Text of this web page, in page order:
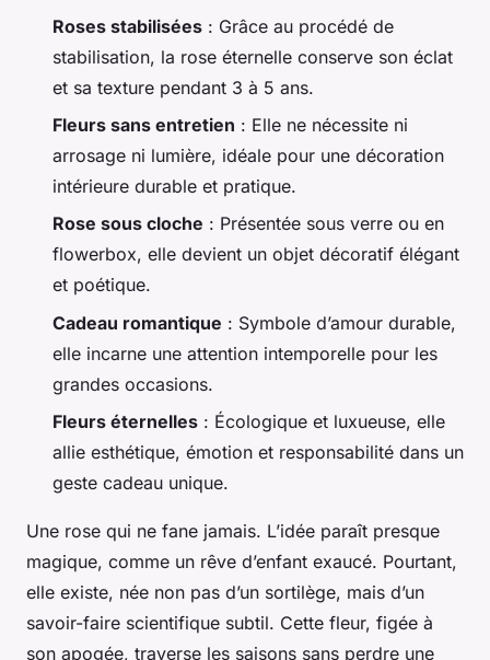
Roses stabilisées : Grâce au procédé de
stabilisation, la rose éternelle conserve son éclat
et sa texture pendant 3 à 5 ans.
Fleurs sans entretien : Elle ne nécessite ni
arrosage ni lumière, idéale pour une décoration
intérieure durable et pratique.
Rose sous cloche : Présentée sous verre ou en
flowerbox, elle devient un objet décoratif élégant
et poétique.
Cadeau romantique : Symbole d’amour durable,
elle incarne une attention intemporelle pour les
grandes occasions.
Fleurs éternelles : Écologique et luxueuse, elle
allie esthétique, émotion et responsabilité dans un
geste cadeau unique.
Une rose qui ne fane jamais. L’idée paraît presque
magique, comme un rêve d’enfant exaucé. Pourtant,
elle existe, née non pas d’un sortilège, mais d’un
savoir-faire scientifique subtil. Cette fleur, figée à
son apogée, traverse les saisons sans perdre une